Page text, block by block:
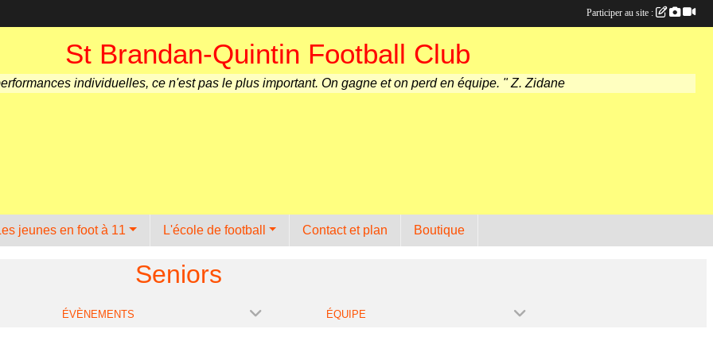
St Brandan-Quintin Football Club
individuelles, ce n'est pas le plus important. On gagne et on perd en équipe. " Z. Zidane
jeunes en foot à 11 L'école de football Contact et plan Boutique
Seniors
ÉVÈNEMENTS ÉQUIPE
Participer au site :